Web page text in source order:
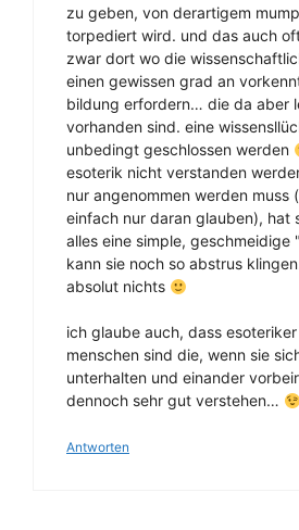
zu geben, von derartigem
torpediert wird. und das auch
zwar dort wo die
einen gewissen grad an
bildung erfordern… die da aber
vorhanden sind. eine
unbedingt geschlossen werden
esoterik nicht verstanden
nur angenommen werden muss
einfach nur daran glauben), hat
alles eine simple, geschmeidige
kann sie noch so abstrus
absolut nichts
ich glaube auch, dass
menschen sind die, wenn sie
unterhalten und einander
dennoch sehr gut verstehen…
Antworten